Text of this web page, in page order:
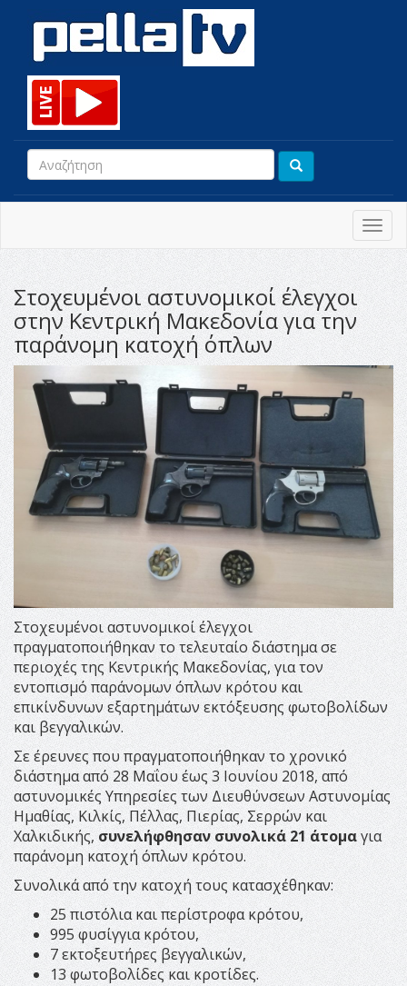
Στοχευμένοι αστυνομικοί έλεγχοι
στην Κεντρική Μακεδονία για την
παράνομη κατοχή όπλων
Στοχευμένοι αστυνομικοί έλεγχοι
πραγματοποιήθηκαν το τελευταίο διάστημα σε
περιοχές της Κεντρικής Μακεδονίας, για τον
εντοπισμό παράνομων όπλων κρότου και
επικίνδυνων εξαρτημάτων εκτόξευσης φωτοβολίδων
και βεγγαλικών.
Σε έρευνες που πραγματοποιήθηκαν το χρονικό
διάστημα από 28 Μαΐου έως 3 Ιουνίου 2018, από
αστυνομικές Υπηρεσίες των Διευθύνσεων Αστυνομίας
Ημαθίας, Κιλκίς, Πέλλας, Πιερίας, Σερρών και
Χαλκιδικής,συνελήφθησαν συνολικά 21 άτομαγια
παράνομη κατοχή όπλων κρότου.
Συνολικά από την κατοχή τους κατασχέθηκαν:
25 πιστόλια και περίστροφα κρότου,
995 φυσίγγια κρότου,
7 εκτοξευτήρες βεγγαλικών,
13 φωτοβολίδες και κροτίδες.